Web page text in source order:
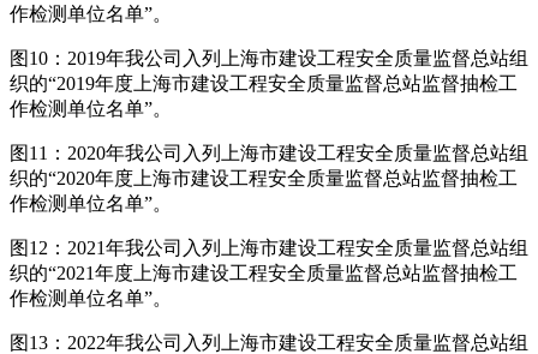
作检测单位名单”。
图10：2019年我公司入列上海市建设工程安全质量监督总站组
织的“2019年度上海市建设工程安全质量监督总站监督抽检工
作检测单位名单”。
图11：2020年我公司入列上海市建设工程安全质量监督总站组
织的“2020年度上海市建设工程安全质量监督总站监督抽检工
作检测单位名单”。
图12：2021年我公司入列上海市建设工程安全质量监督总站组
织的“2021年度上海市建设工程安全质量监督总站监督抽检工
作检测单位名单”。
图13：2022年我公司入列上海市建设工程安全质量监督总站组